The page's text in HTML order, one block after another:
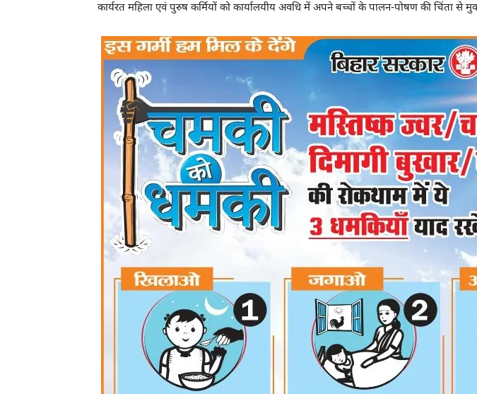
कार्यरत महिला एवं पुरुष कर्मियों को कार्यालयीय अवधि में अपने बच्चों के पालन-पोषण की चिंता से